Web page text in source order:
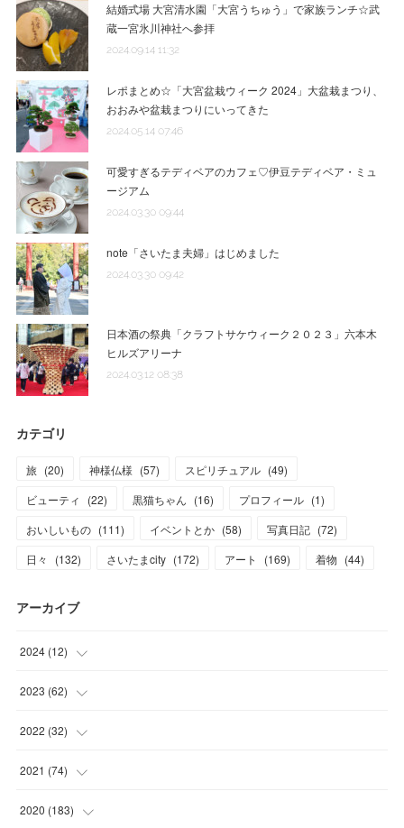
結婚式場 大宮清水園「大宮うちゅう」で家族ランチ☆武
蔵一宮氷川神社へ参拝
2024.09.14 11:32
レポまとめ☆「大宮盆栽ウィーク 2024」大盆栽まつり、
おおみや盆栽まつりにいってきた
2024.05.14 07:46
可愛すぎるテディベアのカフェ♡伊豆テディベア・ミュ
ージアム
2024.03.30 09:44
note「さいたま夫婦」はじめました
2024.03.30 09:42
日本酒の祭典「クラフトサケウィーク２０２３」六本木
ヒルズアリーナ
2024.03.12 08:38
カテゴリ
旅 (20) 神様仏様 (57) スピリチュアル (49)
ビューティ
(22) 黒猫ちゃん (16) プロフィール (1)
おいしいもの (111) イベントとか (58) 写真日記 (72)
日々
(132) さいたまcity (172) アート (169) 着物 (44)
アーカイブ
2024 (12)
(1
(1
(3
(3)
2023 (62)
(11 )
(3
(7)
2022 (32)
(1
(3)
2021 (74)
(17
2020 (183)